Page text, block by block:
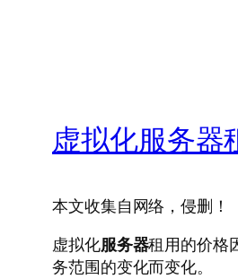
虚拟化服务器
本文收集自网络，侵删！
虚拟化服务器租用的价格
务范围的变化而变化。